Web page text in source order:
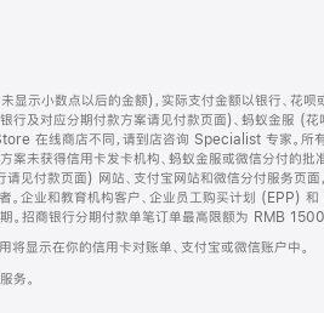
示小数点以后的金额)，实际支付金额以银行、花
行及对应分期付款方案请见付款页面)、蚂蚁金服 (
在线商店不同，请到店咨询 Specialist 专家。所
案未获得信用卡发卡机构、蚂蚁金服或微信分付的
见付款页面) 网站、支付宝网站和微信分付服务页
。企业和教育机构客户、企业员工购买计划
。招商银行分期付款单笔订单最高限额为 RMB
将显示在你的信用卡对账单、支付宝或微信账户中。
务。